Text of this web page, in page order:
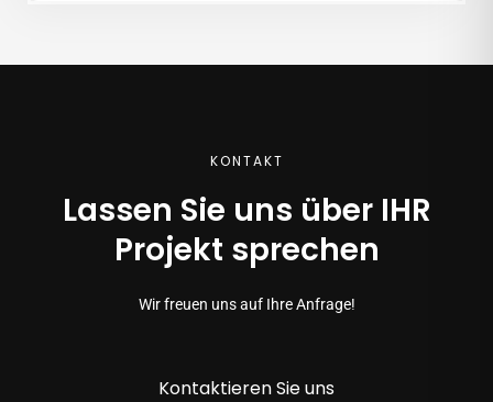
KONTAKT
Lassen Sie uns über IHR
Projekt sprechen
Wir freuen uns auf Ihre Anfrage!
Kontaktieren Sie uns